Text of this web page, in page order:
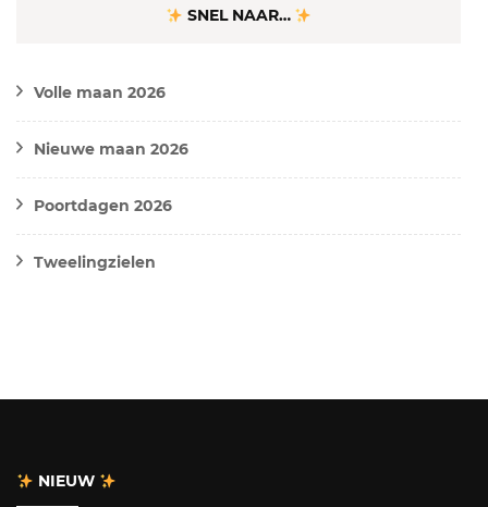
SNEL NAAR…
Volle maan 2026
Nieuwe maan 2026
Poortdagen 2026
Tweelingzielen
NIEUW